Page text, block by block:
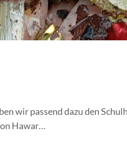
wir passend dazu den
Hawar…